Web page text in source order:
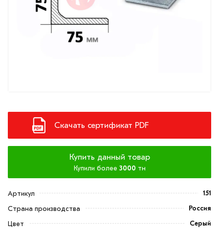
Скачать сертификат PDF
Купить данный товар
Купили более 3000 тн
Артикул
151
Страна производства
Россия
Цвет
Серый